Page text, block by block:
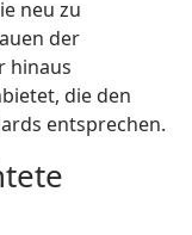
neu zu
der
hinaus
die den
entsprechen.